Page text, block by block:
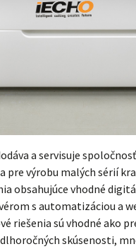
a servisuje spoločnosť
výrobu malých sérií
obsahujúce vhodné
s automatizáciou a
riešenia sú vhodné ako
skúsenosti,